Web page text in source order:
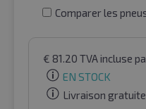
Comparer les
€ 81.20 TVA incluse
EN STOCK
Livraison gratuite